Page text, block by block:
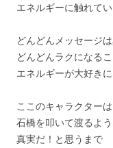
エネルギーに触れて
どんどんメッセージ
どんどんラクになる
エネルギーが大好き
ここのキャラクターは
石橋を叩いて渡るよ
真実だ！と思うまで